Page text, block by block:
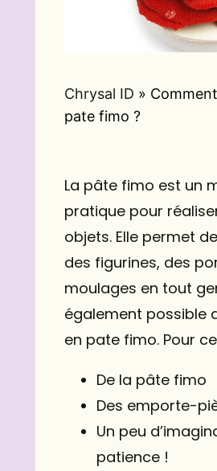
Chrysal ID »
pate fimo ?
La pâte fimo est un
pratique pour
objets. Elle permet
des figurines, des
moulages en tout
également possible
en pate fimo. Pour
De la pâte fimo
Des emporte-
Un peu
patience !